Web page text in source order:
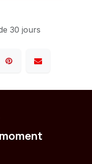
30 jours